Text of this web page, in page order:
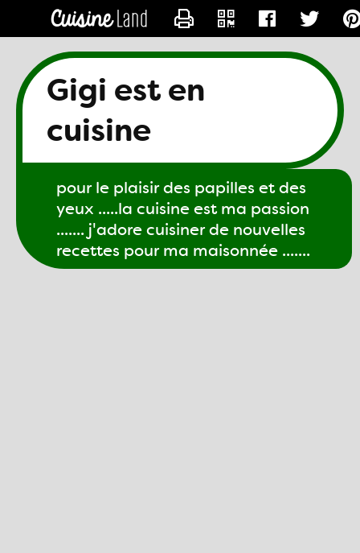
Gigi est en
cuisine
pour le plaisir des papilles et des
yeux .....la cuisine est ma passion
....... j'adore cuisiner de nouvelles
recettes pour ma maisonnée .......
CONTACTER GIGI61